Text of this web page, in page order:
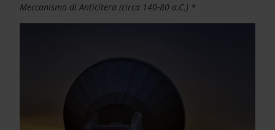
Meccanismo di Anticitera (circa 140-80 a.C.) *